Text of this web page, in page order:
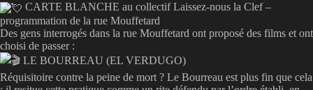
CARTE BLANCHE au collectif Laissez-nous la Clef –
programmation de la rue Mouffetard
Des gens interrogés dans la rue Mouffetard ont proposé des films et ont
choisi de passer :
LE BOURREAU (EL VERDUGO)
Réquisitoire contre la peine de mort ? Le Bourreau est plus fin que cela